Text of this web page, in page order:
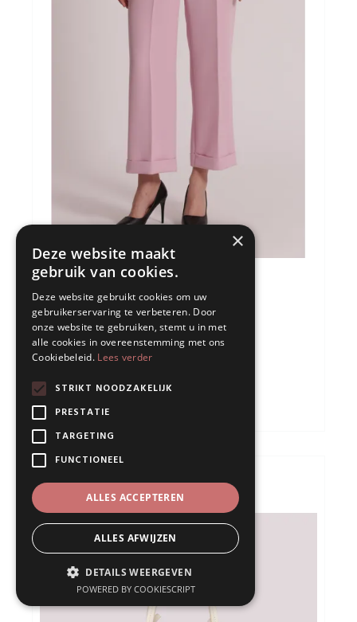
ESAO-2993 BROEK
€49.95
IN WINKELMANDJE
×
Deze website maakt
gebruik van cookies.
Deze website gebruikt cookies om uw
gebruikerservaring te verbeteren. Door
onze website te gebruiken, stemt u in met
alle cookies in overeenstemming met ons
Cookiebeleid. Lees verder
STRIKT NOODZAKELIJK
PRESTATIE
TARGETING
FUNCTIONEEL
ALLES ACCEPTEREN
ALLES AFWIJZEN
DETAILS WEERGEVEN
POWERED BY COOKIESCRIPT